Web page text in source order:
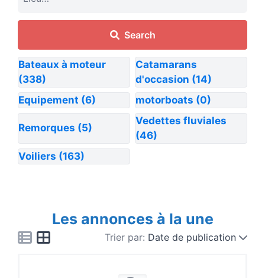
Search
Bateaux à moteur
(338)
Catamarans
d'occasion (14)
Equipement (6) motorboats (0)
Remorques (5)
Vedettes fluviales
(46)
Voiliers (163)
Les annonces à la une
Trier par: Date de publication